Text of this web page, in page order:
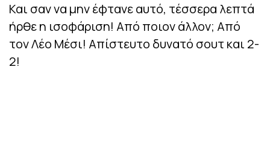
Και σαν να μην έφτανε αυτό, τέσσερα λεπτά
ήρθε η ισοφάριση! Από ποιον άλλον; Από
τον Λέο Μέσι! Απίστευτο δυνατό σουτ και 2-
2!